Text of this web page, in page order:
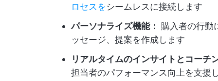
ロセスをシームレスに接続します
パーソナライズ機能：
購入者の行動
ッセージ、提案を作成します
リアルタイムのインサイトとコーチ
担当者のパフォーマンス向上を支援